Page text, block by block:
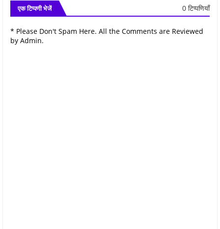
एक टिप्पणी भेजें 0 टिप्पणियाँ
* Please Don't Spam Here. All the Comments are Reviewed
by Admin.